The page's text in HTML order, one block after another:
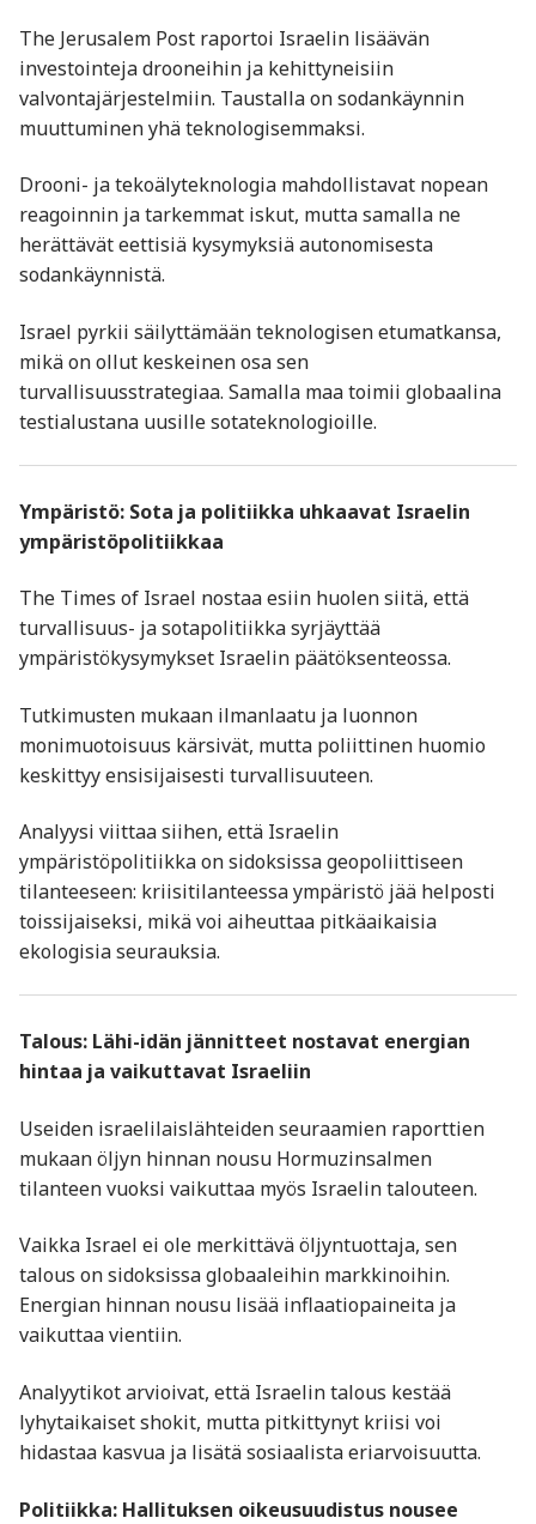
The Jerusalem Post raportoi Israelin lisäävän
investointeja drooneihin ja kehittyneisiin
valvontajärjestelmiin. Taustalla on sodankäynnin
muuttuminen yhä teknologisemmaksi.
Drooni- ja tekoälyteknologia mahdollistavat nopean
reagoinnin ja tarkemmat iskut, mutta samalla ne
herättävät eettisiä kysymyksiä autonomisesta
sodankäynnistä.
Israel pyrkii säilyttämään teknologisen etumatkansa,
mikä on ollut keskeinen osa sen
turvallisuusstrategiaa. Samalla maa toimii globaalina
testialustana uusille sotateknologioille.
Ympäristö: Sota ja politiikka uhkaavat Israelin
ympäristöpolitiikkaa
The Times of Israel nostaa esiin huolen siitä, että
turvallisuus- ja sotapolitiikka syrjäyttää
ympäristökysymykset Israelin päätöksenteossa.
Tutkimusten mukaan ilmanlaatu ja luonnon
monimuotoisuus kärsivät, mutta poliittinen huomio
keskittyy ensisijaisesti turvallisuuteen.
Analyysi viittaa siihen, että Israelin
ympäristöpolitiikka on sidoksissa geopoliittiseen
tilanteeseen: kriisitilanteessa ympäristö jää helposti
toissijaiseksi, mikä voi aiheuttaa pitkäaikaisia
ekologisia seurauksia.
Talous: Lähi-idän jännitteet nostavat energian
hintaa ja vaikuttavat Israeliin
Useiden israelilaislähteiden seuraamien raporttien
mukaan öljyn hinnan nousu Hormuzinsalmen
tilanteen vuoksi vaikuttaa myös Israelin talouteen.
Vaikka Israel ei ole merkittävä öljyntuottaja, sen
talous on sidoksissa globaaleihin markkinoihin.
Energian hinnan nousu lisää inflaatiopaineita ja
vaikuttaa vientiin.
Analyytikot arvioivat, että Israelin talous kestää
lyhytaikaiset shokit, mutta pitkittynyt kriisi voi
hidastaa kasvua ja lisätä sosiaalista eriarvoisuutta.
Politiikka: Hallituksen oikeusuudistus nousee